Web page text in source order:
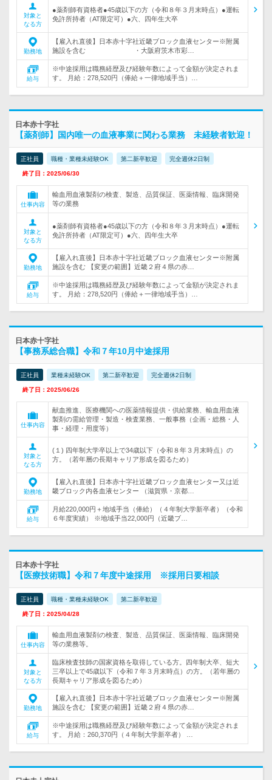
対象と
なる方
●薬剤師有資格者●45歳以下の方（令和８年３月末時点）●運転
免許所持者（AT限定可）●六、四年生大卒
勤務地
【雇入れ直後】日本赤十字社近畿ブロック血液センター※附属
施設を含む ・大阪府茨木市彩…
給与
※中途採用は職務経歴及び経験年数によって金額が決定されま
す。 月給：278,520円（俸給＋一律地域手当）…
日本赤十字社
【薬剤師】国内唯一の血液事業に関わる業務 未経験者歓迎！
正社員 職種・業種未経験OK 第二新卒歓迎 完全週休2日制
終了日：2025/06/30
仕事内容
輸血用血液製剤の検査、製造、品質保証、医薬情報、臨床開発
等の業務
対象と
なる方
●薬剤師有資格者●45歳以下の方（令和８年３月末時点）●運転
免許所持者（AT限定可）●六、四年生大卒
勤務地
【雇入れ直後】日本赤十字社近畿ブロック血液センター※附属
施設を含む 【変更の範囲】近畿２府４県の赤…
給与
※中途採用は職務経歴及び経験年数によって金額が決定されま
す。 月給：278,520円（俸給＋一律地域手当）…
日本赤十字社
【事務系総合職】令和７年10月中途採用
正社員 業種未経験OK 第二新卒歓迎 完全週休2日制
終了日：2025/06/26
仕事内容
献血推進、医療機関への医薬情報提供・供給業務、輸血用血液
製剤の需給管理・製造・検査業務、一般事務（企画・総務・人
事・経理・用度等）
対象と
なる方
(１) 四年制大学卒以上で34歳以下（令和８年３月末時点）の
方。（若年層の長期キャリア形成を図るため）
勤務地
【雇入れ直後】日本赤十字社近畿ブロック血液センター又は近
畿ブロック内各血液センター （滋賀県・京都…
給与
月給220,000円＋地域手当（俸給）（４年制大学新卒者）（令和
６年度実績） ※地域手当22,000円（近畿ブ…
日本赤十字社
【医療技術職】令和７年度中途採用 ※採用日要相談
正社員 職種・業種未経験OK 第二新卒歓迎
終了日：2025/04/28
仕事内容
輸血用血液製剤の検査、製造、品質保証、医薬情報、臨床開発
等の業務等。
対象と
なる方
臨床検査技師の国家資格を取得している方。四年制大卒、短大
三卒以上で45歳以下（令和７年３月末時点）の方。（若年層の
長期キャリア形成を図るため）
勤務地
【雇入れ直後】日本赤十字社近畿ブロック血液センター※附属
施設を含む 【変更の範囲】近畿２府４県の赤…
給与
※中途採用は職務経歴及び経験年数によって金額が決定されま
す。 月給：260,370円（４年制大学新卒者） …